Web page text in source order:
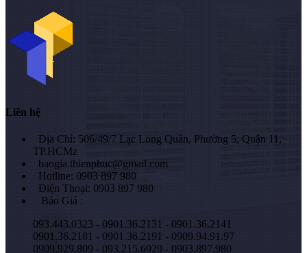
Liên hệ
Địa Chỉ: 506/49/7 Lạc Long Quân, Phường 5, Quận 11,
TP.HCMz
baogia.thienphuc@gmail.com
Hotline: 0903 897 980
Điện Thoại: 0903 897 980
Báo Giá :
093.443.0323 - 0901.36.2131 - 0901.36.2141
0901.36.2181 - 0901.36.2191 - 0909.94.91.97
0909.929.809 - 093.215.6929 - 0903.897.980